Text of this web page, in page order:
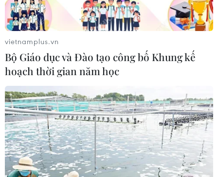
vietnamplus.vn
Bộ Giáo dục và Đào tạo công bố Khung kế
hoạch thời gian năm học